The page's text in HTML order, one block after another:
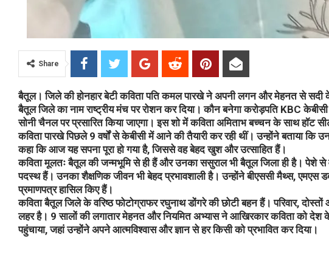
Share
बैतूल। जिले की होनहार बेटी कविता पति कमल पारखे ने अपनी लगन और मेहनत से
बैतूल जिले का नाम राष्ट्रीय मंच पर रोशन कर दिया। कौन बनेगा करोड़पति KBC
सोनी चैनल पर प्रसारित किया जाएगा। इस शो में कविता अमिताभ बच्चन के साथ हॉट
कविता पारखे पिछले 9 वर्षों से केबीसी में आने की तैयारी कर रही थीं। उन्होंने बताया
कहा कि आज यह सपना पूरा हो गया है, जिससे वह बेहद खुश और उत्साहित हैं।
कविता मूलतः बैतूल की जन्मभूमि से ही हैं और उनका ससुराल भी बैतूल जिला ही है। पेशे
पदस्थ हैं। उनका शैक्षणिक जीवन भी बेहद प्रभावशाली है। उन्होंने बीएससी मैथ्स, एमएस
प्रमाणपत्र हासिल किए हैं।
कविता बैतूल जिले के वरिष्ठ फोटोग्राफर रघुनाथ डोंगरे की छोटी बहन हैं। परिवार,
लहर है। 9 सालों की लगातार मेहनत और नियमित अभ्यास ने आखिरकार कविता को देश
पहुंचाया, जहां उन्होंने अपने आत्मविश्वास और ज्ञान से हर किसी को प्रभावित कर दिया।